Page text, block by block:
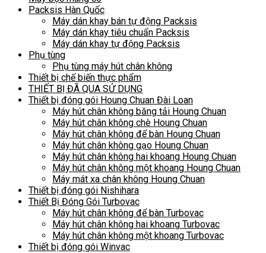
Packsis Hàn Quốc
Máy dán khay bán tự động Packsis
Máy dán khay tiêu chuẩn Packsis
Máy dán khay tự động Packsis
Phụ tùng
Phụ tùng máy hút chân không
Thiết bị chế biến thực phẩm
THIẾT BỊ ĐÃ QUA SỬ DỤNG
Thiết bị đóng gói Houng Chuan Đài Loan
Máy hút chân không băng tải Houng Chuan
Máy hút chân không chè Houng Chuan
Máy hút chân không để bàn Houng Chuan
Máy hút chân không gạo Houng Chuan
Máy hút chân không hai khoang Houng Chuan
Máy hút chân không một khoang Houng Chuan
Máy mát xa chân không Houng Chuan
Thiết bị đóng gói Nishihara
Thiết Bị Đóng Gói Turbovac
Máy hút chân không để bàn Turbovac
Máy hút chân không hai khoang Turbovac
Máy hút chân không một khoang Turbovac
Thiết bị đóng gói Winvac